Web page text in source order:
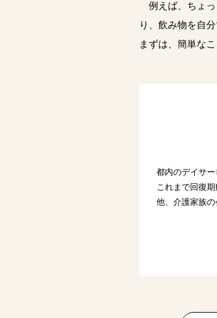
例えば、ちょっ
り、飲み物を自
まずは、簡単な
都内のデイサー
これまで回復
他、介護家族の